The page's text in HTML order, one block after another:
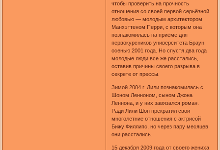
чтобы проверить на прочность
отношения со своей первой серьёзной
любовью — молодым архитектором
Манхэттеном Перри, с которым она
познакомилась на приёме для
первокурсников университета Браун
осенью 2001 года. Но спустя два года
молодые люди все же расстались,
оставив причины своего разрыва в
секрете от прессы.
Зимой 2004 г. Лили познакомилась с
Шоном Ленноном, сыном Джона
Леннона, и у них завязался роман.
Ради Лили Шон прекратил свои
многолетние отношения с актрисой
Бижу Филлипс, но через пару месяцев
они расстались.
15 декабря 2009 года от своего жениха